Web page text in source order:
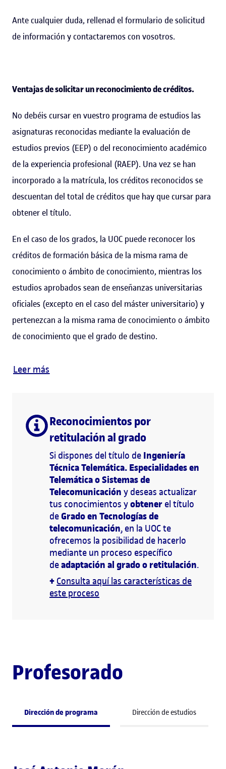
Ante cualquier duda, rellenad el formulario de solicitud
de información y contactaremos con vosotros.
Ventajas de solicitar un reconocimiento de créditos.
No debéis cursar en vuestro programa de estudios las
asignaturas reconocidas mediante la evaluación de
estudios previos (EEP) o del reconocimiento académico
de la experiencia profesional (RAEP). Una vez se han
incorporado a la matrícula, los créditos reconocidos se
descuentan del total de créditos que hay que cursar para
obtener el título.
En el caso de los grados, la UOC puede reconocer los
créditos de formación básica de la misma rama de
conocimiento o ámbito de conocimiento, mientras los
estudios aprobados sean de enseñanzas universitarias
oficiales (excepto en el caso del máster universitario) y
pertenezcan a la misma rama de conocimiento o ámbito
de conocimiento que el grado de destino.
Leer más
Reconocimientos por
retitulación al grado
Si dispones del título de Ingeniería
Técnica Telemática. Especialidades en
Telemática o Sistemas de
Telecomunicación y deseas actualizar
tus conocimientos yobtener el título
deGrado en Tecnologías de
telecomunicación, en la UOC te
ofrecemos la posibilidad de hacerlo
mediante un proceso específico
deadaptación al grado o retitulación.
+ Consulta aquí las características de
este proceso
Profesorado
Dirección de programa Dirección de estudios